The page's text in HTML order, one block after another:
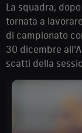
La squadra,
tornata a
di campionato
30 dicembre
scatti della